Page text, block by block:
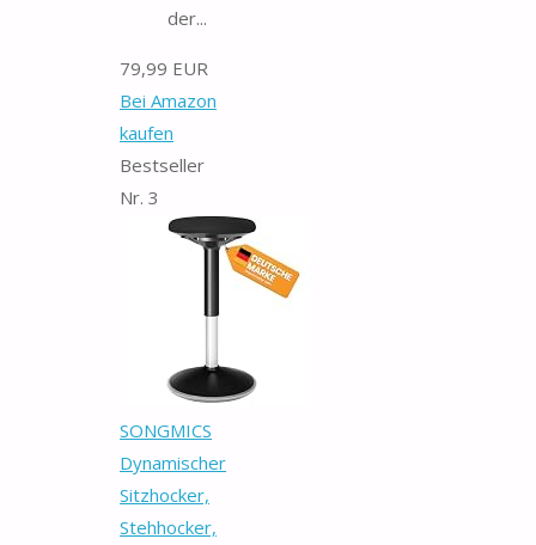
der...
79,99 EUR
Bei Amazon
kaufen
Bestseller
Nr. 3
SONGMICS
Dynamischer
Sitzhocker,
Stehhocker,